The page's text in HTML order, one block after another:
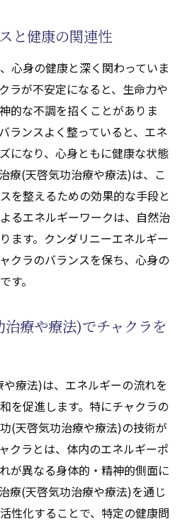
と健康の関連性
心身の健康と深く関わっていま
ラが不安定になると、生命力や
的な不調を招くことがありま
ランスよく整っていると、エネ
になり、心身ともに健康な状態
療(天啓気功治療や療法)は、こ
を整えるための効果的な手段と
るエネルギーワークは、自然治
ます。クンダリニーエネルギー
クラのバランスを保ち、心身の
す。
療や療法)でチャクラを
療法)は、エネルギーの流れを
を促進します。特にチャクラの
(天啓気功治療や療法)の技術が
クラとは、体内のエネルギーポ
が異なる身体的・精神的側面に
療(天啓気功治療や療法)を通じ
性化することで、特定の健康問